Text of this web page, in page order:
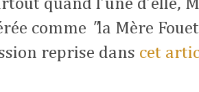
quand l’une d’elle,
comme "la Mère
reprise dans cet